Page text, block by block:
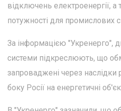
відключень електроенергії,
потужності для промислових
За інформацією "Укренерго",
системи підкреслюють, що
запроваджені через наслідки
боку Росії на енергетичні